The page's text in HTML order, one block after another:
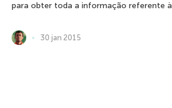
para obter toda a informação referente à
30 jan 2015